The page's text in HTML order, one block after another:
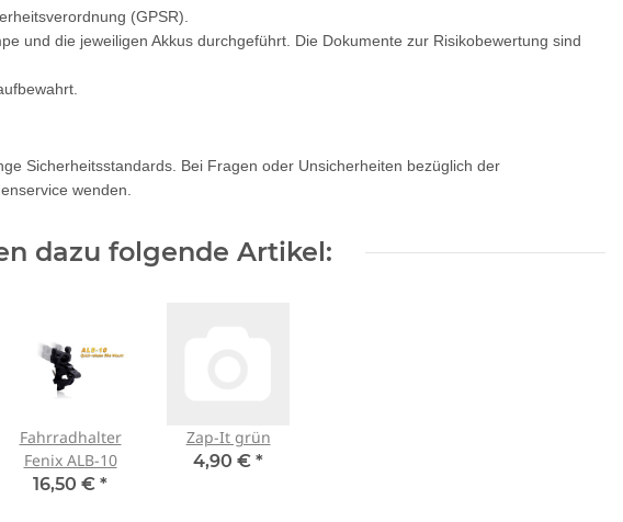
(GPSR).
und die jeweiligen Akkus durchgeführt. Die Dokumente zur Risikobewertung sind
Sicherheitsstandards. Bei Fragen oder Unsicherheiten bezüglich der
wenden.
dazu folgende Artikel:
Fahrradhalter
Fenix ALB-10
16,50 € *
Zap-It grün
4,90 € *